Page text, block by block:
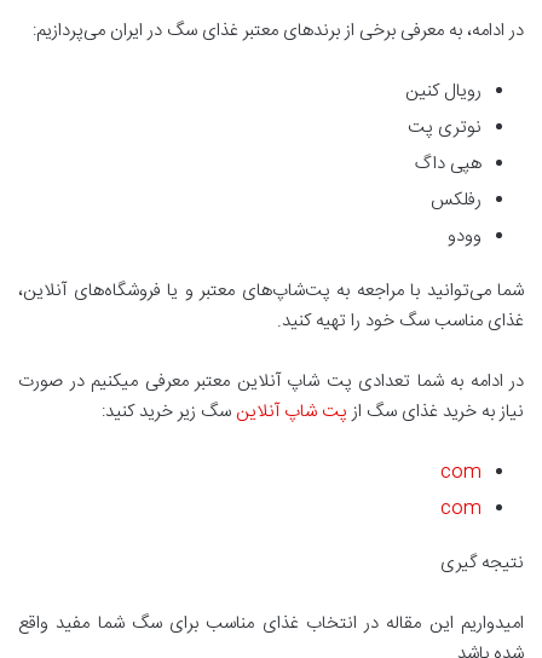
در ادامه، به معرفی برخی از برندهای معتبر غذای سگ در ایران می‌پردازیم:
رویال کنین
نوتری پت
هپی داگ
رفلکس
وودو
شما می‌توانید با مراجعه به پت‌شاپ‌های معتبر و یا فروشگاه‌های آنلاین،
غذای مناسب سگ خود را تهیه کنید.
در ادامه به شما تعدادی پت شاپ آنلاین معتبر معرفی میکنیم در صورت
نیاز به خرید غذای سگ ازپت شاپ آنلاین سگ زیر خرید کنید:
com
com
نتیجه گیری
امیدواریم این مقاله در انتخاب غذای مناسب برای سگ شما مفید واقع